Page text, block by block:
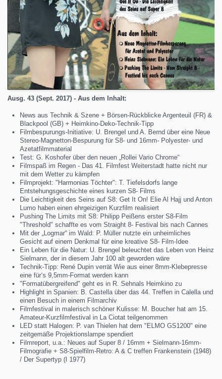
Ausg. 43 (Sept. 2017) - Aus dem Inhalt:
News aus Technik & Szene + Börsen-Rückblicke Argenteuil (FR) &
Blackpool (GB) + Heimkino-Deko-Technik-Tipp
Filmbespurungs-Initiative: U. Brengel und A. Bernd über eine Neue
Stereo-Magnetton-Bespurung für S8- und 16mm- Polyester- und
Azetatfilmmaterial
Test: G. Koshofer über den neuen „Rollei Vario Chrome“
Filmspaß im Regen - Das 41. Filmfest Weiterstadt hatte nicht nur
mit dem Wetter zu kämpfen
Filmprojekt: "Harmonias Töchter": T. Tiefelsdorfs lange
Entstehungsgeschichte eines kurzen S8- Films
Die Leichtigkeit des Seins auf S8: Get It On! Elie Al Hajj und Anton
Lumo haben einen ehrgeizigen Kurzfilm realisiert
Pushing The Limits mit S8: Philipp Peißens erster S8-Film
"Threshold" schaffte es vom Straight 8- Festival bis nach Cannes
Mit der „Logmar“ im Wald: P. Müller nutzte ein unheimliches
Gesicht auf einem Denkmal für eine kreative S8- Film-Idee
Ein Leben für die Natur: U. Brengel beleuchtet das Leben von Heinz
Sielmann, der in diesem Jahr 100 alt geworden wäre
Technik-Tipp: René Dupin verrät Wie aus einer 8mm-Klebepresse
eine für‘s 9,5mm-Format werden kann
"Formatübergreifend" geht es in R. Sehnals Heimkino zu
Highlight in Spanien: B. Castella über das 44. Treffen in Calella und
einen Besuch in einem Filmarchiv
Filmfestival in malerisch schöner Kulisse: M. Boucher hat am 15.
Amateur-Kurzfilmfestival in La Ciotat teilgenommen
LED statt Halogen: P. van Thielen hat dem "ELMO GS1200" eine
zeitgemäße Projektionslampe spendiert
Filmreport, u.a.: Neues auf Super 8 / 16mm + Sielmann-16mm-
Filmografie + S8-Spielfilm-Retro: A & C treffen Frankenstein (1948)
/ Der Supertyp (I 1977)